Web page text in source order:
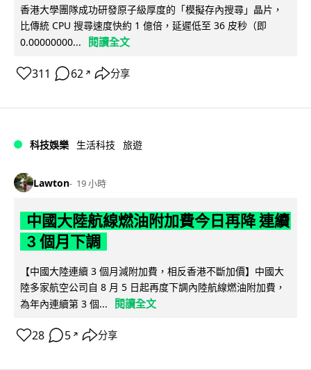
香港大學團隊成功研發原子級厚度的「模擬存內搜尋」晶片，
比傳統 CPU 搜尋速度快約 1 億倍，延遲低至 36 皮秒（即
0.00000000...
閱讀全文
311 62 ↗ 分享
科技娛樂 生活科技 旅遊
Lawton 19 小時
中國大陸航線燃油附加費今日再降 連續
3 個月下調
【中國大陸連續 3 個月減附加費，相反香港不斷加價】中國大
陸多家航空公司自 8 月 5 日起再度下調內陸航線燃油附加費，
為年內連續第 3 個...
閱讀全文
28 5 ↗ 分享